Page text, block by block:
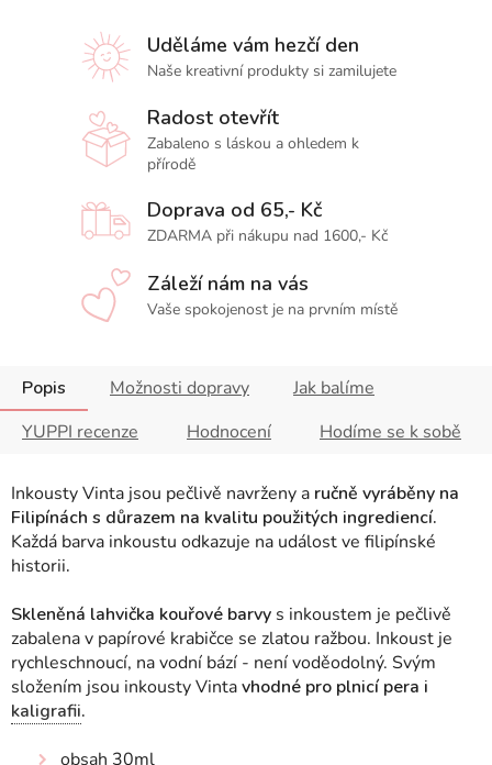
Uděláme vám hezčí den
Naše kreativní produkty si zamilujete
Radost otevřít
Zabaleno s láskou a ohledem k
přírodě
Doprava od 65,- Kč
ZDARMA při nákupu nad 1600,- Kč
Záleží nám na vás
Vaše spokojenost je na prvním místě
Popis Možnosti dopravy
Jak balíme
YUPPI recenze
Hodnocení Hodíme se k sobě
Inkousty Vinta jsou pečlivě navrženy a ručně vyráběny na
Filipínách s důrazem na kvalitu použitých ingrediencí.
Každá barva inkoustu odkazuje na událost ve filipínské
historii.
Skleněná lahvička kouřové barvy s inkoustem je pečlivě
zabalena v papírové krabičce se zlatou ražbou. Inkoust je
rychleschnoucí, na vodní bází - není voděodolný. Svým
složením jsou inkousty Vintavhodné pro plnicí pera i
kaligrafii.
obsah 30ml